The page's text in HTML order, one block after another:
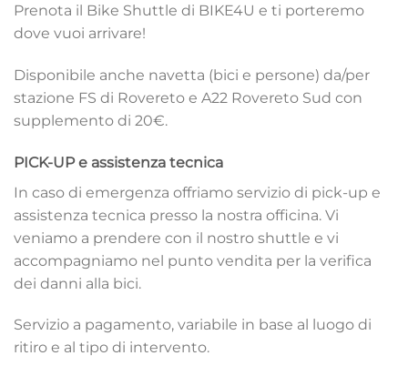
Prenota il Bike Shuttle di BIKE4U e ti porteremo
dove vuoi arrivare!
Disponibile anche navetta (bici e persone) da/per
stazione FS di Rovereto e A22 Rovereto Sud con
supplemento di 20€.
PICK-UP e assistenza tecnica
In caso di emergenza offriamo servizio di pick-up e
assistenza tecnica presso la nostra officina. Vi
veniamo a prendere con il nostro shuttle e vi
accompagniamo nel punto vendita per la verifica
dei danni alla bici.
Servizio a pagamento, variabile in base al luogo di
ritiro e al tipo di intervento.